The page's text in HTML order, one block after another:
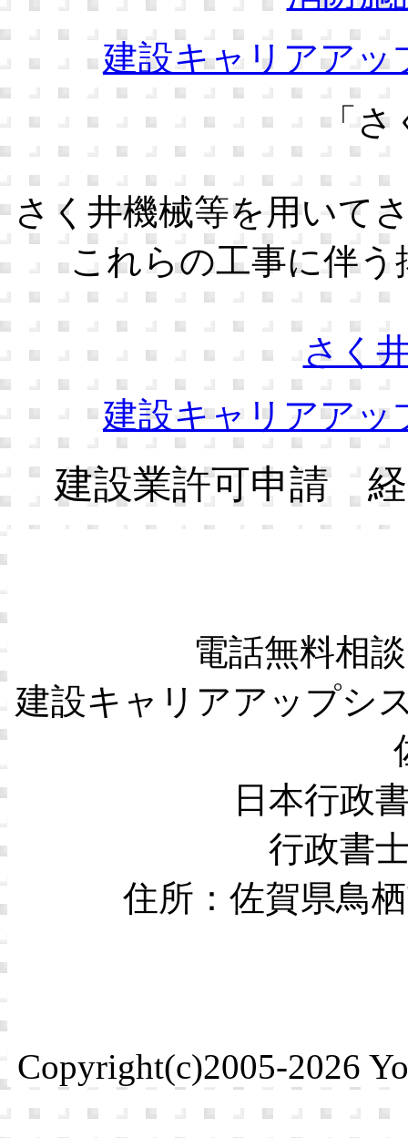
建設キャリアアッ
「さ
さく井機械等を用いて
これらの工事に伴
さく
建設キャリアアッ
建設業許可申請 経
電話無料相
建設キャリアアップシ
日本行政
行政書
住所：佐賀県鳥
Copyright(c)2005-2026